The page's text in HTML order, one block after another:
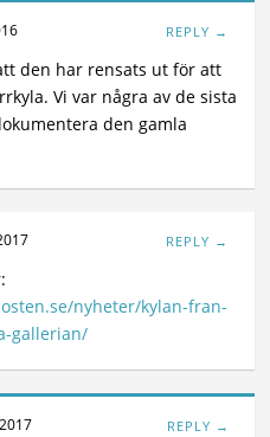
REPLY →
den har rensats ut för att
Vi var några av de sista
den gamla
REPLY →
nyheter/kylan-fran-
gallerian/
REPLY →